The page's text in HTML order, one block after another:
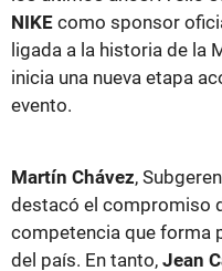
NIKE como sponsor
ligada a la historia de la
inicia una nueva etapa
evento.
Martín Chávez,
destacó el compromiso
competencia que forma
del país. En tanto, Jean